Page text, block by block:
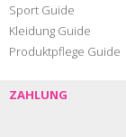
Sport Guide
Kleidung Guide
Produktpflege Guide
ZAHLUNG